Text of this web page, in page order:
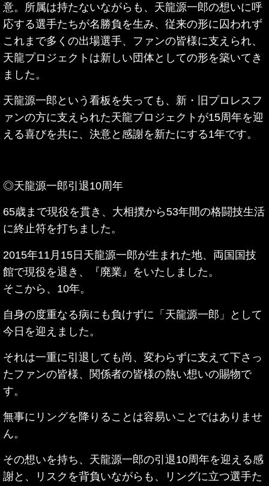
意。 所属は持たないながらも、天龍源一郎の想いに呼
応する選手たちが名勝負を生み、従来の形に囚われず
これまで多くの出場選手、ファンの皆様に支えられ、
天龍プロジェクトは新しい団体としての形を築いてき
ました。
天龍源一郎という看板を失っても、新・旧プロレスフ
ァンの方に支えられた天龍プロジェクトが15周年を迎
える喜びを共に、決意と感謝を新たにする1年です。
◎天龍源一郎引退10周年
65歳まで現役を貫き、大相撲から53年間の格闘技生活
に終止符を打ちました。
2015年11月15日天龍源一郎が生まれた地、両国国技
館で現役を退き、『廃業』をいたしました。
そこから、10年。
自身の度重なる病にも負けずに「天龍源一郎」として
今日を迎えました。
それは一重に引退しても尚、変わらずに支えて下さっ
たファンの皆様、関係者の皆様の熱い想いの賜物で
す。
無事にリングを降りることは容易いことではありませ
ん。
その想いを持ち、天龍源一郎の引退10周年を迎える感
謝と、リスクを背負いながらも、リングに立つ選手た